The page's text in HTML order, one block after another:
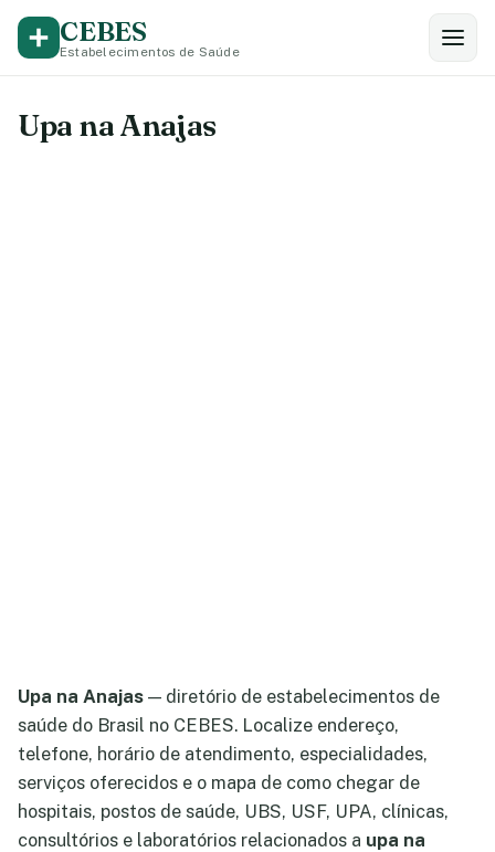
CEBES
Estabelecimentos de Saúde
Upa na Anajas
Upa na Anajas — diretório de estabelecimentos de
saúde do Brasil no CEBES. Localize endereço,
telefone, horário de atendimento, especialidades,
serviços oferecidos e o mapa de como chegar de
hospitais, postos de saúde, UBS, USF, UPA, clínicas,
consultórios e laboratórios relacionados a upa na